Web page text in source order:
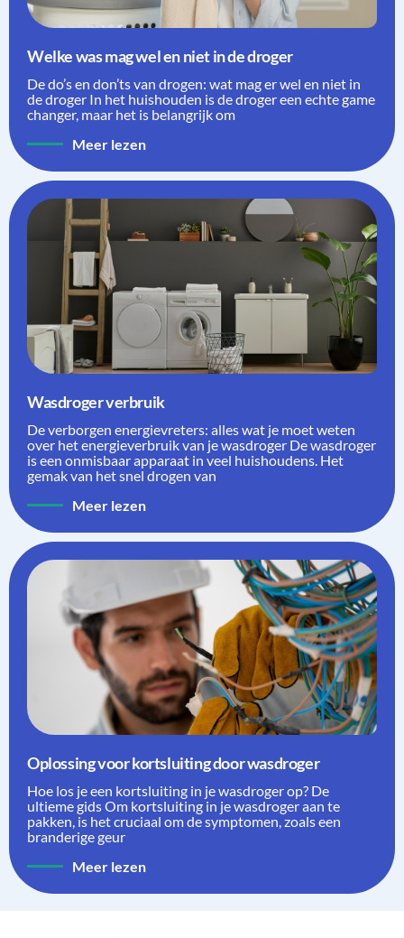
Welke was mag wel en niet in de droger
De do’s en don’ts van drogen: wat mag er wel en niet in
de droger In het huishouden is de droger een echte game
changer, maar het is belangrijk om
Meer lezen
Wasdroger verbruik
De verborgen energievreters: alles wat je moet weten
over het energieverbruik van je wasdroger De wasdroger
is een onmisbaar apparaat in veel huishoudens. Het
gemak van het snel drogen van
Meer lezen
Oplossing voor kortsluiting door wasdroger
Hoe los je een kortsluiting in je wasdroger op? De
ultieme gids Om kortsluiting in je wasdroger aan te
pakken, is het cruciaal om de symptomen, zoals een
branderige geur
Meer lezen